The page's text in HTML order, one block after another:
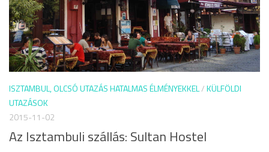
ISZTAMBUL, OLCSÓ UTAZÁS HATALMAS ÉLMÉNYEKKEL/KÜLFÖLDI
UTAZÁSOK
2015-11-02
Az Isztambuli szállás: Sultan Hostel